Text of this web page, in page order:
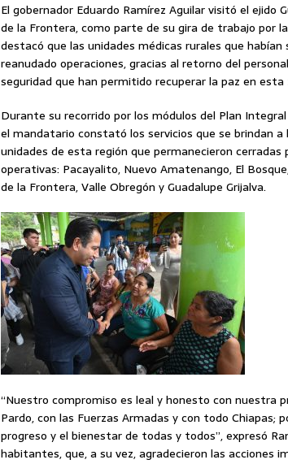
El gobernador Eduardo Ramírez Aguilar visitó el
de la Frontera, como parte de su gira de trabajo por
destacó que las unidades médicas rurales que
reanudado operaciones, gracias al retorno del
seguridad que han permitido recuperar la paz en esta
Durante su recorrido por los módulos del Plan
el mandatario constató los servicios que se brindan a
unidades de esta región que permanecieron
operativas: Pacayalito, Nuevo Amatenango, El
de la Frontera, Valle Obregón y Guadalupe Grijalva.
“Nuestro compromiso es leal y honesto con nuestra
Pardo, con las Fuerzas Armadas y con todo Chiapas;
progreso y el bienestar de todas y todos”, expresó
habitantes, que, a su vez, agradecieron las acciones